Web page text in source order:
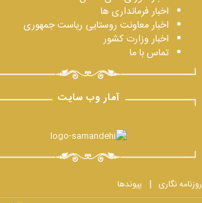
اخبار فرمانداری ها
اخبار معاونت روستایی ریاست جمهوری
اخبار وزارت کشور
تماس با ما
آمار وب سایت
روزنامه نگاری پیوندها